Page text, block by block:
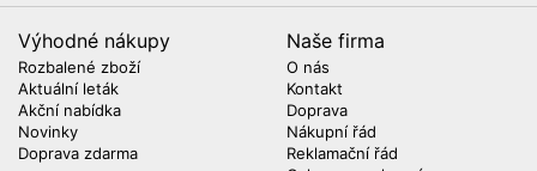
Výhodné nákupy
Rozbalené zboží
Aktuální leták
Akční nabídka
Novinky
Doprava zdarma
Naše firma
O nás
Kontakt
Doprava
Nákupní řád
Reklamační řád